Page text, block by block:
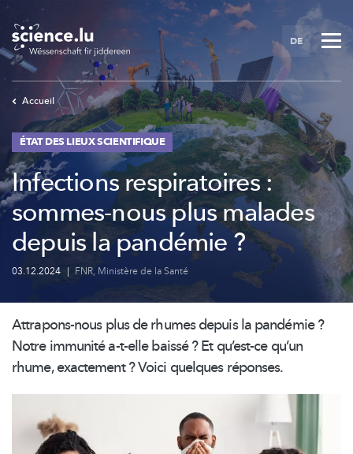
Skip
main
content
DE
Accueil
ÉTAT DES LIEUX SCIENTIFIQUE
Infections respiratoires :
sommes-nous plus malades
depuis la pandémie ?
03.12.2024 | FNR, Ministère de la Santé
Attrapons-nousplus de rhumes depuis la pandémie ?
Notre immunité a-t-elle baissé ? Et qu’est-ce qu’un
rhume, exactement ? Voici quelques réponses.